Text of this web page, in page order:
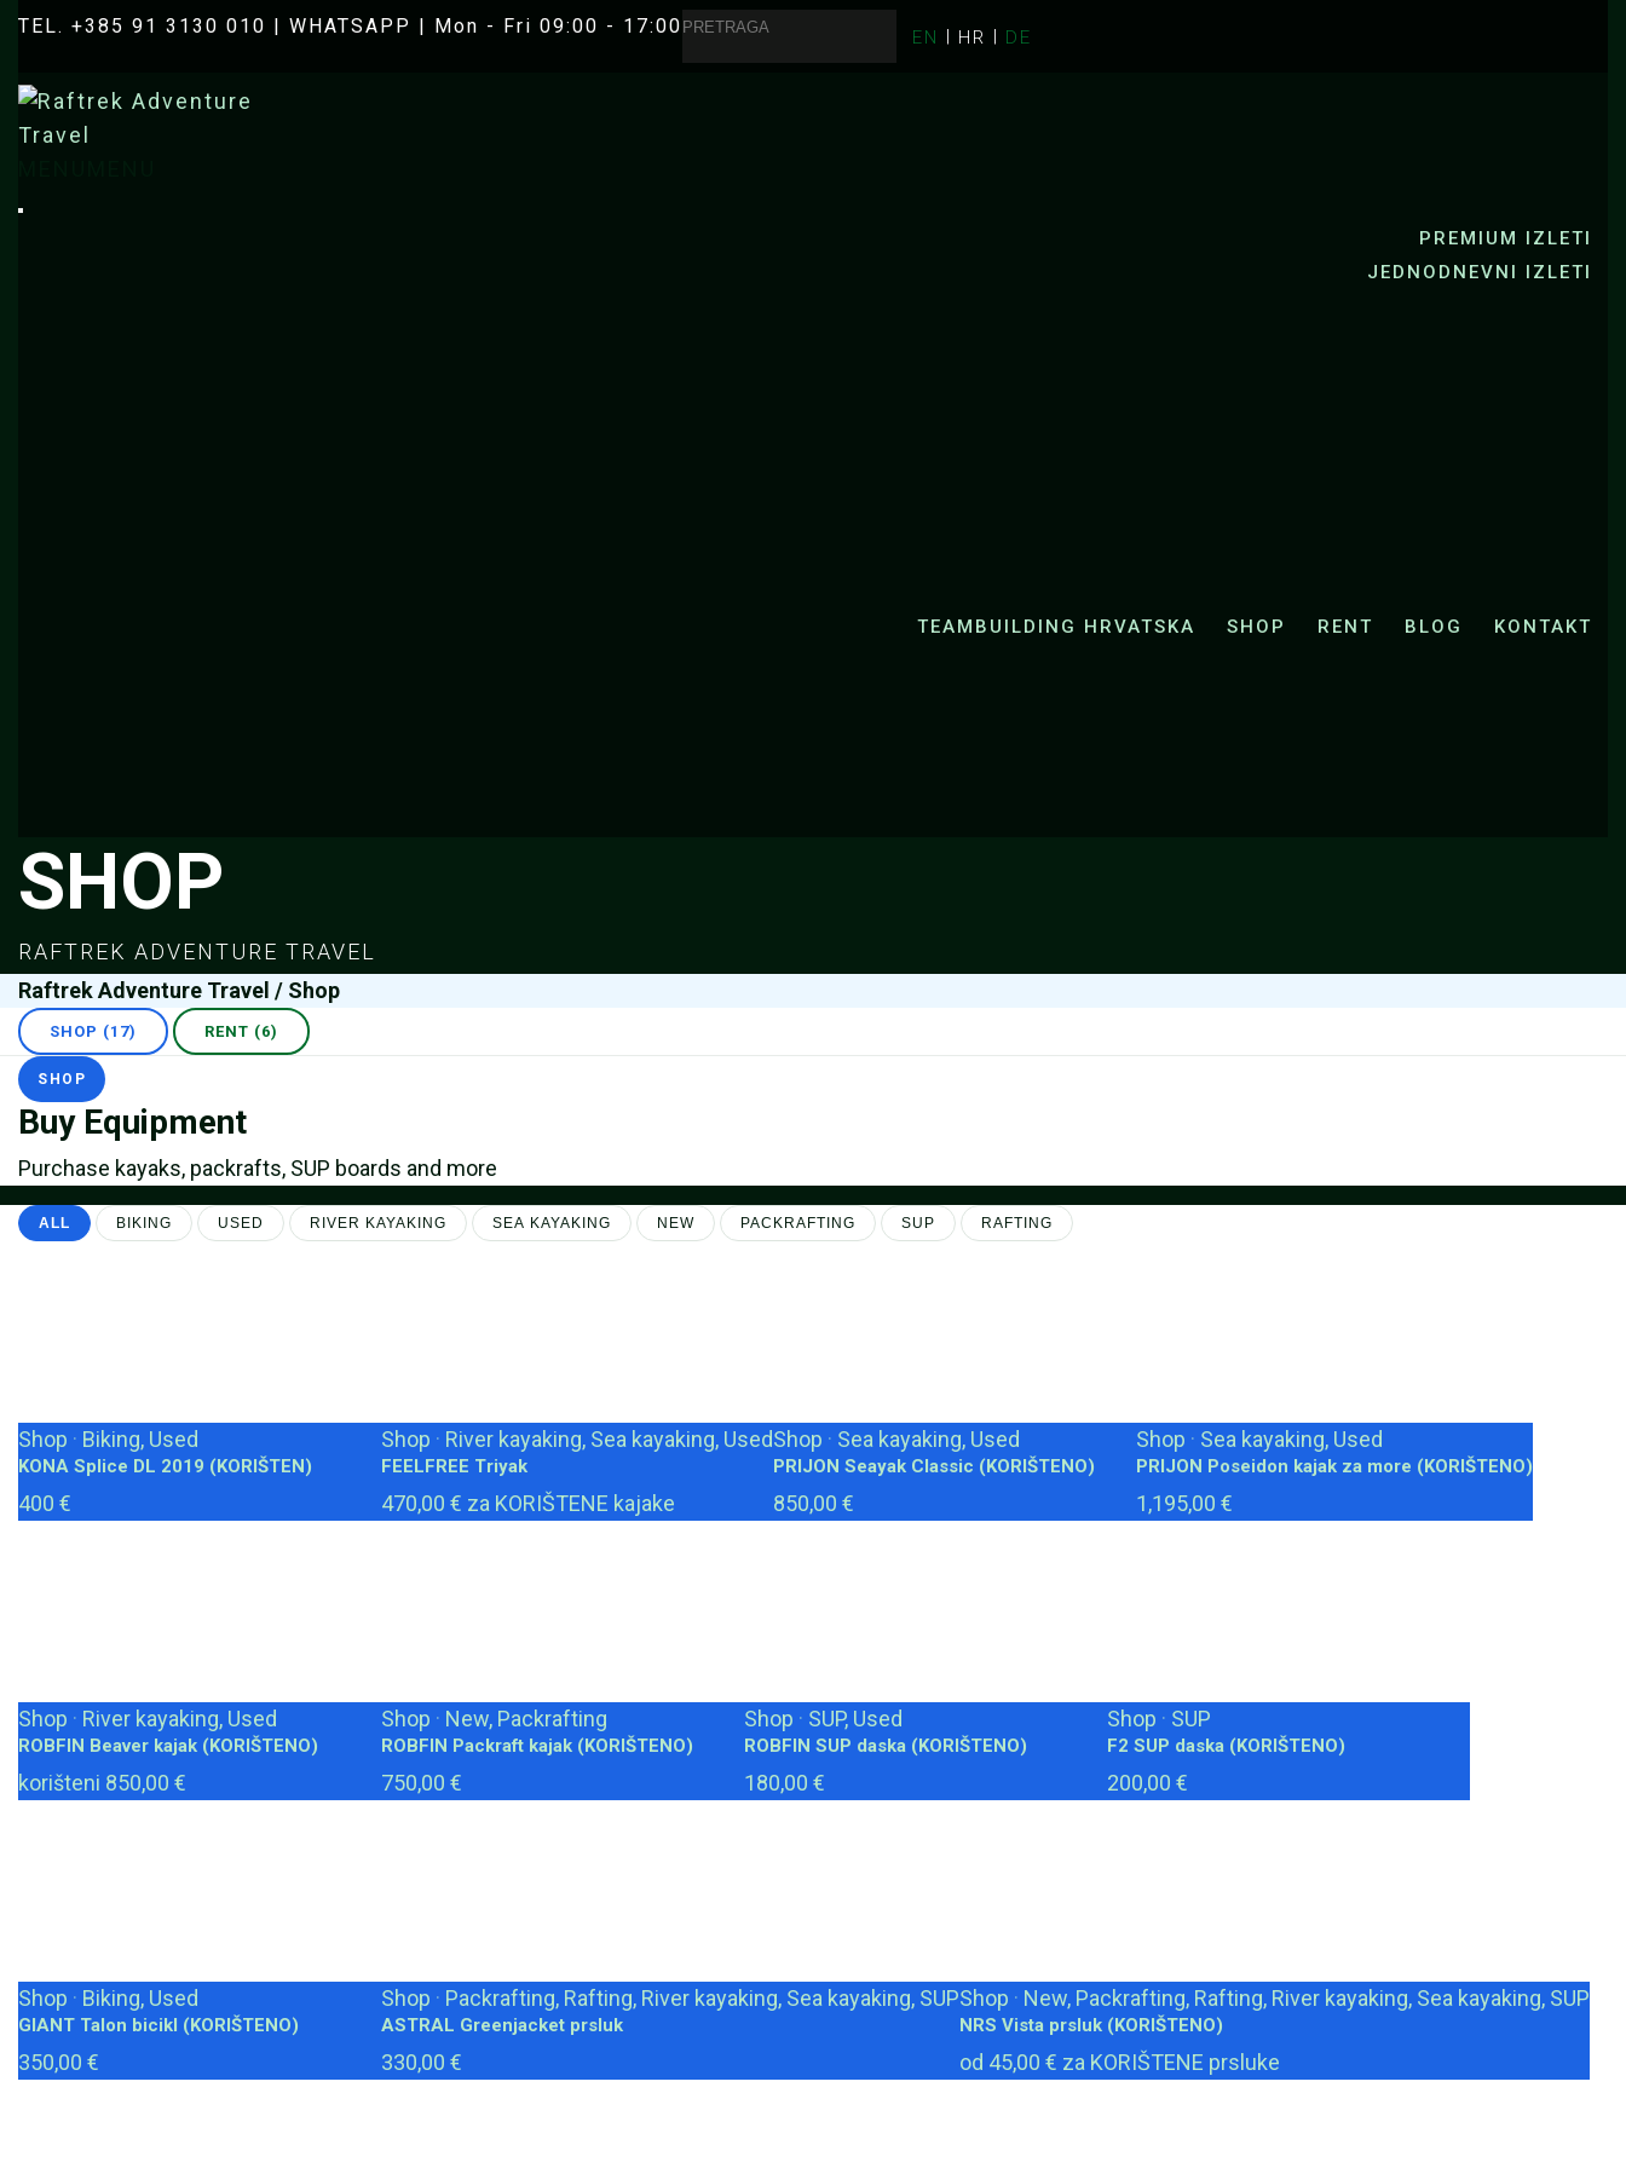
TEL. +385 91 3130 010 | WHATSAPP | Mon - Fri 09:00 - 17:00 EN HR DE
PREMIUM IZLETI
JEDNODNEVNI IZLETI
TEAMBUILDING HRVATSKA SHOP RENT BLOG KONTAKT
SHOP
RAFTREK ADVENTURE TRAVEL
Raftrek Adventure Travel / Shop
SHOP (17) RENT (6)
SHOP
Buy Equipment
Purchase kayaks, packrafts, SUP boards and more
ALL BIKING USED RIVER KAYAKING SEA KAYAKING NEW PACKRAFTING SUP RAFTING
Shop · Biking, Used
KONA Splice DL 2019 (KORIŠTEN)
400 €
Shop · River kayaking, Sea kayaking, Used
FEELFREE Triyak
470,00 € za KORIŠTENE kajake
Shop · Sea kayaking, Used
PRIJON Seayak Classic (KORIŠTENO)
850,00 €
Shop · Sea kayaking, Used
PRIJON Poseidon kajak za more (KORIŠTENO)
1,195,00 €
Shop · River kayaking, Used
ROBFIN Beaver kajak (KORIŠTENO)
korišteni 850,00 €
Shop · New, Packrafting
ROBFIN Packraft kajak (KORIŠTENO)
750,00 €
Shop · SUP, Used
ROBFIN SUP daska (KORIŠTENO)
180,00 €
Shop · SUP
F2 SUP daska (KORIŠTENO)
200,00 €
Shop · Biking, Used
GIANT Talon bicikl (KORIŠTENO)
350,00 €
Shop · Packrafting, Rafting, River kayaking, Sea kayaking, SUP
ASTRAL Greenjacket prsluk
330,00 €
Shop · New, Packrafting, Rafting, River kayaking, Sea kayaking, SUP
NRS Vista prsluk (KORIŠTENO)
od 45,00 € za KORIŠTENE prsluke